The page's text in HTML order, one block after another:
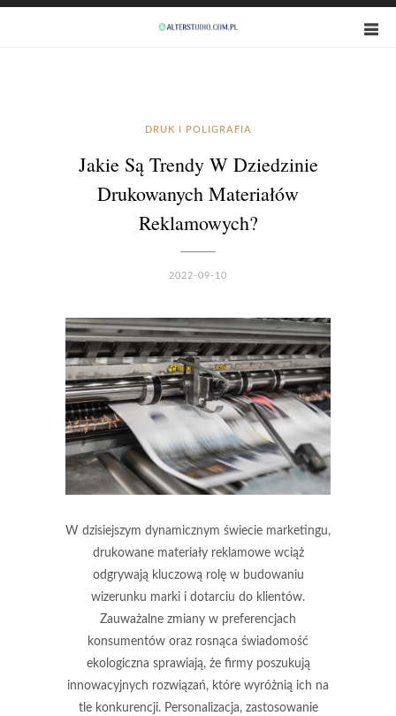
DRUK I POLIGRAFIA
Jakie Są Trendy W Dziedzinie
Drukowanych Materiałów
Reklamowych?
2022-09-10
W dzisiejszym dynamicznym świecie marketingu,
drukowane materiały reklamowe wciąż
odgrywają kluczową rolę w budowaniu
wizerunku marki i dotarciu do klientów.
Zauważalne zmiany w preferencjach
konsumentów oraz rosnąca świadomość
ekologiczna sprawiają, że firmy poszukują
innowacyjnych rozwiązań, które wyróżnią ich na
tle konkurencji. Personalizacja, zastosowanie